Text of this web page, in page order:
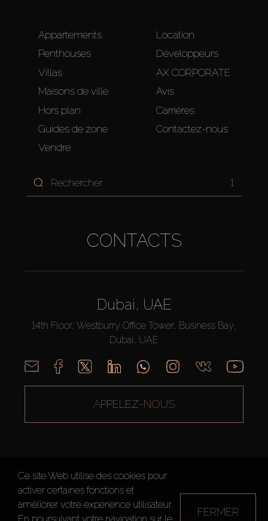
Appartements
Penthouses
Villas
Maisons de ville
Hors plan
Guides de zone
Vendre
Location
Développeurs
AX CORPORATE
Avis
Carrières
Contactez-nous
1
CONTACTS
Dubai, UAE
14th Floor, Westburry Office Tower, Business Bay,
Dubai, UAE
APPELEZ-NOUS
AX CAPITAL ©2026 Tous droits réservés
Conditions d'utilisation
Politique de confidentialité Plan du site
Ce site Web utilise des cookies pour
activer certaines fonctions et
améliorer votre expérience utilisateur.
FERMER